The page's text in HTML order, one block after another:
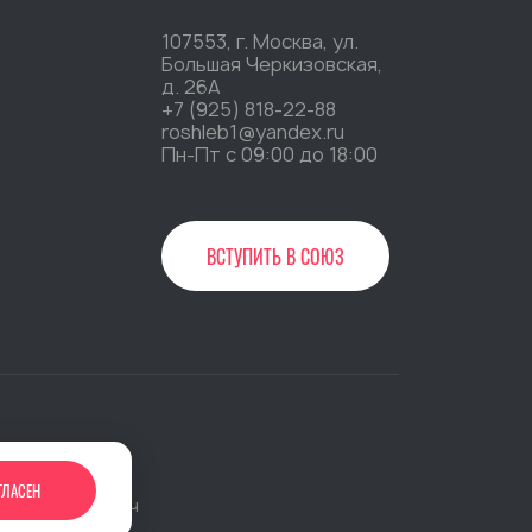
107553, г. Москва, ул.
Большая Черкизовская,
д. 26А
+7 (925) 818-22-88
roshleb1@yandex.ru
Пн-Пт c 09:00 до 18:00
ВСТУПИТЬ В СОЮЗ
Джи-Тач